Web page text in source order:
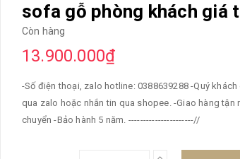
sofa gỗ phòng khách giá
Còn hàng
13.900.000₫
-Số điện thoại, zalo hotline: 0388639288 -Quý khách có thắc mắc về sản phẩm có thể gọi điện trực tiếp, nhắn tin
qua zalo hoặc nhắn tin qua shopee. -Giao hàng tận nơi, thanh toán khi đã kiểm tra và nhận hàng -Miễn phí vận
chuyển -Bảo hành 5 năm. ----------------------//